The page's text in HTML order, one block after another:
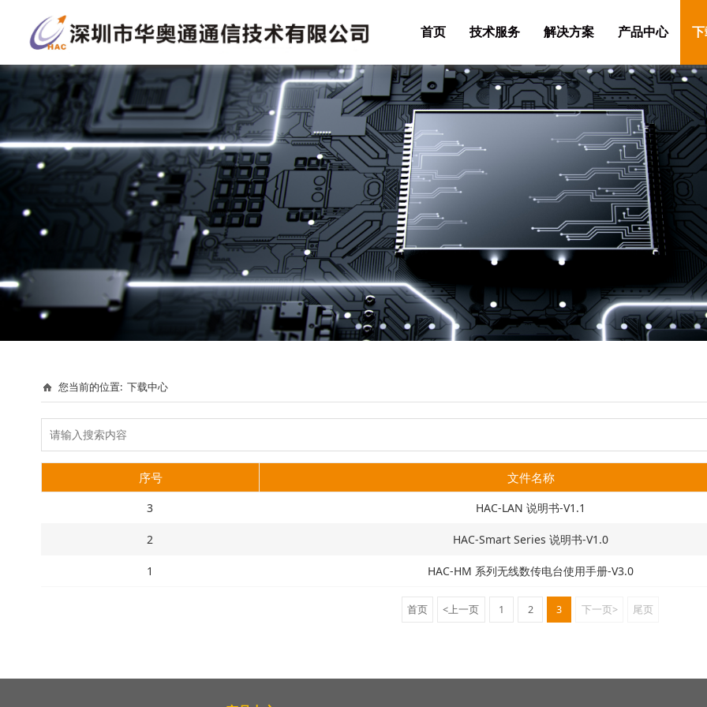
首页 技术服务 解决方案 产品中心 下
您当前的位置: 下载中心
序号 文件名称
3 HAC-LAN 说明书-V1.1
2 HAC-Smart Series 说明书-V1.0
1 HAC-HM 系列无线数传电台使用手册-V3.0
首页 <上一页 1 2 3 下一页> 尾页